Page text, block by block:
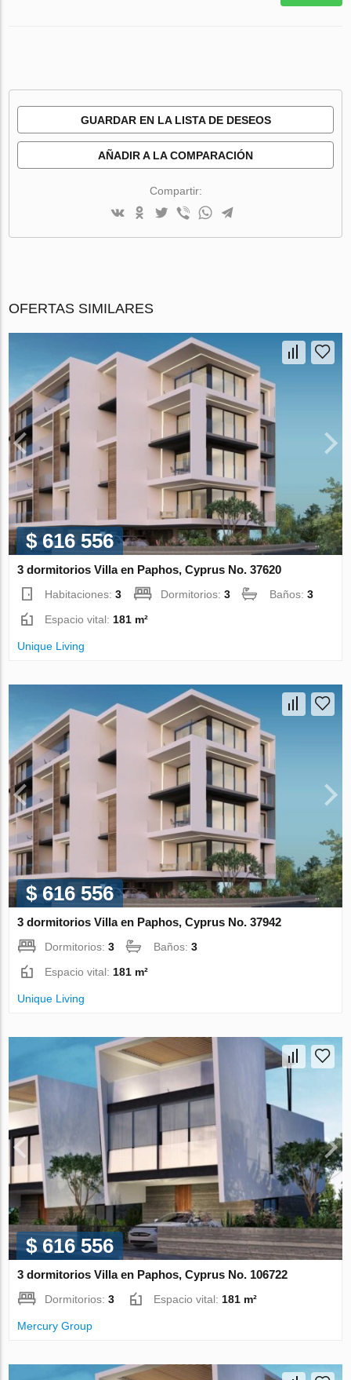
GUARDAR EN LA LISTA DE DESEOS
AÑADIR A LA COMPARACIÓN
Compartir:
OFERTAS SIMILARES
$ 616 556
3 dormitorios Villa en Paphos, Cyprus No. 37620
Habitaciones:3 Dormitorios:3 Baños:3
Espacio vital:181 m²
Unique Living
$ 616 556
3 dormitorios Villa en Paphos, Cyprus No. 37942
Dormitorios:3 Baños:3
Espacio vital: 181 m²
Unique Living
$ 616 556
3 dormitorios Villa en Paphos, Cyprus No. 106722
Dormitorios:3 Espacio vital: 181 m²
Mercury Group